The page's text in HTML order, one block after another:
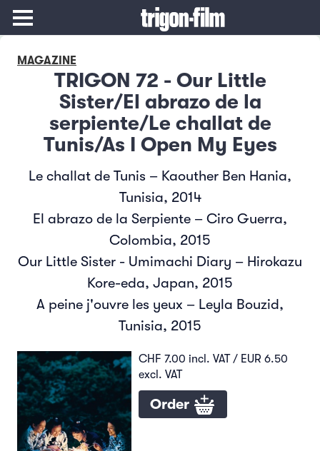
MAGAZINE
TRIGON 72 - Our Little
Sister/El abrazo de la
serpiente/Le challat de
Tunis/As I Open My Eyes
Le challat de Tunis – Kaouther Ben Hania,
Tunisia, 2014
El abrazo de la Serpiente – Ciro Guerra,
Colombia, 2015
Our Little Sister - Umimachi Diary – Hirokazu
Kore-eda, Japan, 2015
A peine j'ouvre les yeux – Leyla Bouzid,
Tunisia, 2015
CHF 7.00 incl. VAT / EUR 6.50
excl. VAT
Order